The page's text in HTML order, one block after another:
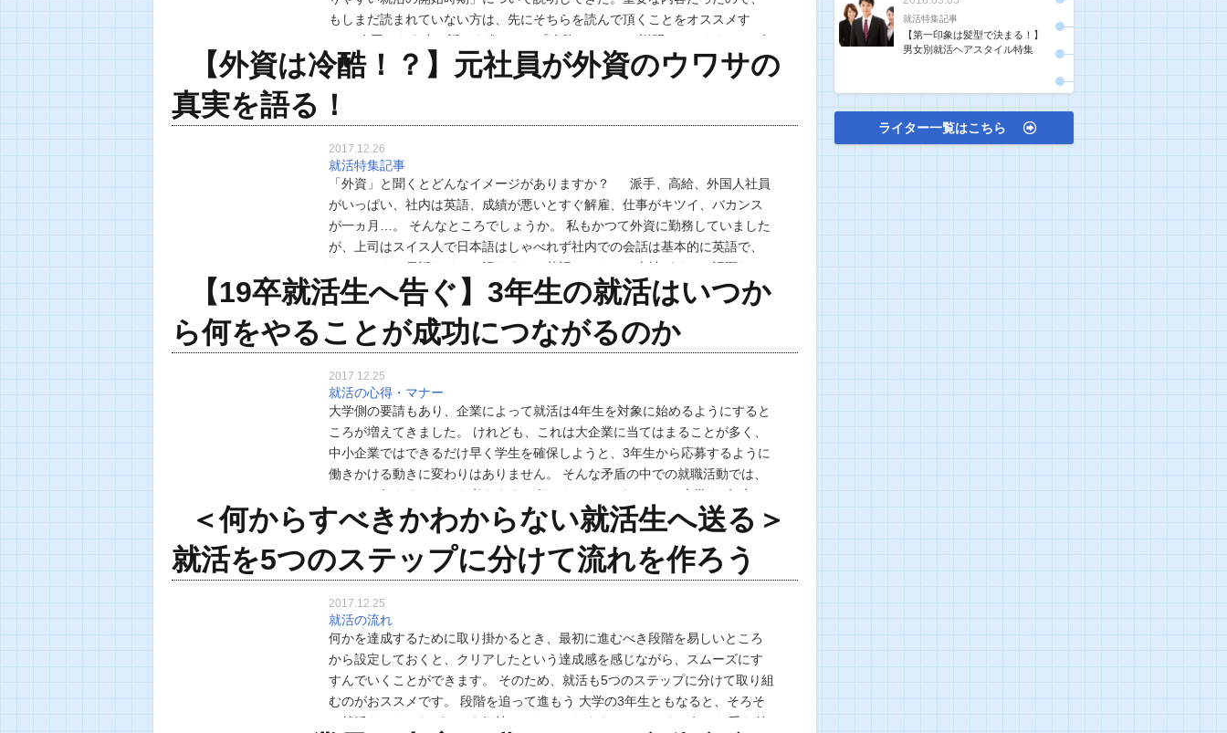
もしまだ読まれていない方は、先にそちらを読んで頂くことをオススメす
る。 今回はもう少し話しを進めて、「進路」について説明していきたい。 今
回の内容もとても重要な内容だ。 理系のみなさんならば一…
【外資は冷酷！？】元社員が外資のウワサの
真実を語る！
2017.12.26
就活特集記事
「外資」と聞くとどんなイメージがありますか？ 派手、高給、外国人社員
がいっぱい、社内は英語、成績が悪いとすぐ解雇、仕事がキツイ、バカンス
が一ヵ月…。 そんなところでしょうか。 私もかつて外資に勤務していました
が、上司はスイス人で日本語はしゃべれず社内での会話は基本的に英語で、
かかってくる電話もドイツ語なまりの英語でした。（本社がドイツ語圏なの
で） 技術系の日本人若手社員（20代前半、多分高卒）…
【19卒就活生へ告ぐ】3年生の就活はいつか
ら何をやることが成功につながるのか
2017.12.25
就活の心得・マナー
大学側の要請もあり、企業によって就活は4年生を対象に始めるようにすると
ころが増えてきました。 けれども、これは大企業に当てはまることが多く、
中小企業ではできるだけ早く学生を確保しようと、3年生から応募するように
働きかける動きに変わりはありません。 そんな矛盾の中での就職活動では、
いつから何をすべきかを考えます。 気になることがいろいろ 大学も3年生と
もなると、そろそろ就活に入らなければならないの…
＜何からすべきかわからない就活生へ送る＞
就活を5つのステップに分けて流れを作ろう
2017.12.25
就活の流れ
何かを達成するために取り掛かるとき、最初に進むべき段階を易しいところ
から設定しておくと、クリアしたという達成感を感じながら、スムーズにす
すんでいくことができます。 そのため、就活も5つのステップに分けて取り組
むのがおススメです。 段階を追って進もう 大学の3年生ともなると、そろそ
ろ就活をしなければという気持ちになってきます。 とはいえ、何から手を付
就活特集記事
【第一印象は髪型で決まる！】
男女別就活ヘアスタイル特集
ライター一覧はこちら